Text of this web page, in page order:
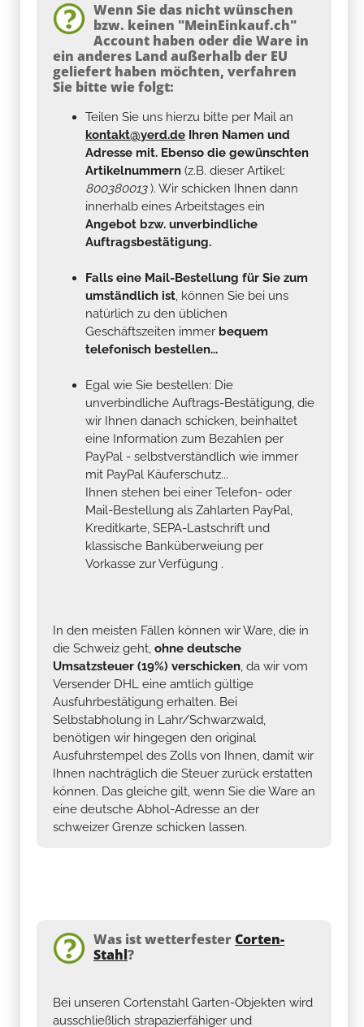
Wenn Sie das nicht wünschen
bzw. keinen "MeinEinkauf.ch"
Account haben oder die Ware in
ein anderes Land außerhalb der EU
geliefert haben möchten, verfahren
Sie bitte wie folgt:
Teilen Sie uns hierzu bitte per Mail an
kontakt@yerd.de Ihren Namen und
Adresse mit. Ebenso die gewünschten
Artikelnummern (z.B. dieser Artikel:
800380013). Wir schicken Ihnen dann
innerhalb eines Arbeitstages ein
Angebot bzw. unverbindliche
Auftragsbestätigung.
Falls eine Mail-Bestellung für Sie zum
umständlich ist, können Sie bei uns
natürlich zu den üblichen
Geschäftszeiten immer bequem
telefonisch bestellen...
Egal wie Sie bestellen: Die
unverbindliche Auftrags-Bestätigung, die
wir Ihnen danach schicken, beinhaltet
eine Information zum Bezahlen per
PayPal - selbstverständlich wie immer
mit PayPal Käuferschutz...
Ihnen stehen bei einer Telefon- oder
Mail-Bestellung als Zahlarten PayPal,
Kreditkarte, SEPA-Lastschrift und
klassische Banküberweiung per
Vorkasse zur Verfügung .
In den meisten Fällen können wir Ware, die in
die Schweiz geht, ohne deutsche
Umsatzsteuer (19%) verschicken, da wir vom
Versender DHL eine amtlich gültige
Ausfuhrbestätigung erhalten. Bei
Selbstabholung in Lahr/Schwarzwald,
benötigen wir hingegen den original
Ausfuhrstempel des Zolls von Ihnen, damit wir
Ihnen nachträglich die Steuer zurück erstatten
können. Das gleiche gilt, wenn Sie die Ware an
eine deutsche Abhol-Adresse an der
schweizer Grenze schicken lassen.
Was ist wetterfesterCorten-
Stahl?
Bei unseren Cortenstahl Garten-Objekten wird
ausschließlich strapazierfähiger und